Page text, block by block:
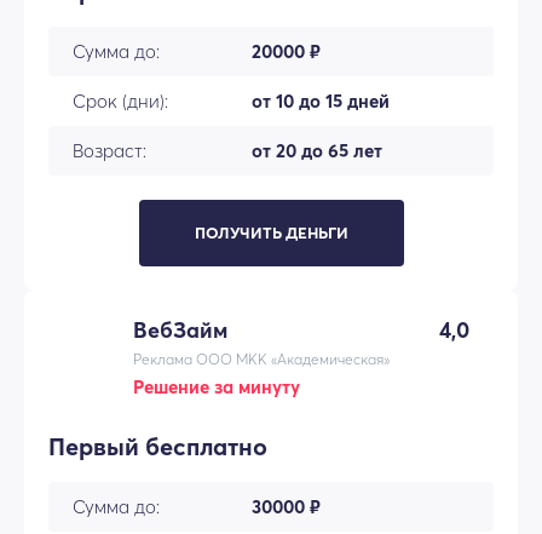
Сумма до: 20000 ₽
Срок (дни): от 10 до 15 дней
Возраст: от 20 до 65 лет
ПОЛУЧИТЬ ДЕНЬГИ
ВебЗайм 4,0
Реклама ООО МКК «Академическая»
Решение за минуту
Первый бесплатно
Сумма до: 30000 ₽